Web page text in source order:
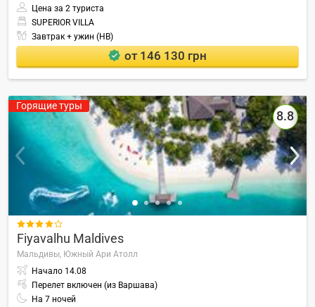
Цена за 2 туриста
SUPERIOR VILLA
Завтрак + ужин (HB)
от 146 130 грн
Горящие туры
8.8

Fiyavalhu Maldives
Мальдивы, Южный Ари Атолл
Начало 14.08
Перелет включен (из Варшава)
На 7 ночей